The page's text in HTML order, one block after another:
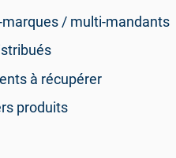
/ multi-mandants
à récupérer
produits